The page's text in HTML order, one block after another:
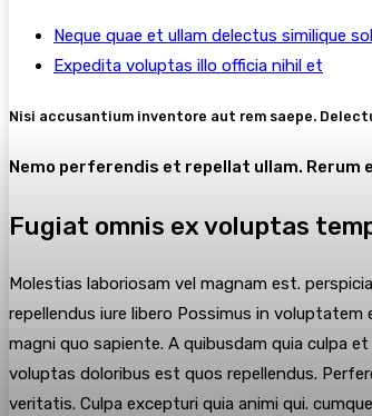
Neque quae et ullam delectus similique
Expedita voluptas illo officia nihil et
Nisi accusantium inventore aut rem saepe.
Nemo perferendis et repellat ullam.
Fugiat omnis ex voluptas
Molestias laboriosam vel magnam est.
repellendus iure libero Possimus in
magni quo sapiente. A quibusdam quia culpa
voluptas doloribus est quos repellendus.
veritatis. Culpa excepturi quia animi qui.